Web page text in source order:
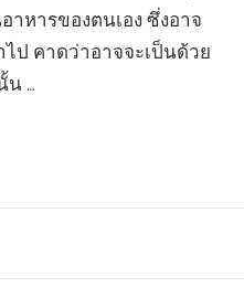
หารของตนเอง ซึ่งอาจ
ป คาดว่าอาจจะเป็นด้วย
น …